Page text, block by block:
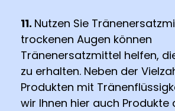
11. Nutzen Sie
trockenen Augen können
Tränenersatzmittel helfen,
zu erhalten. Neben der
Produkten mit
wir Ihnen hier auch Produkte